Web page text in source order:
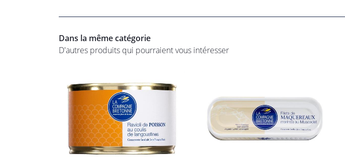
Dans la même catégorie
D'autres produits qui pourraient vous intéresser